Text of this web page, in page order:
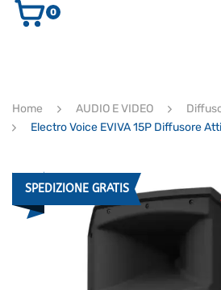
AUDIO E VIDEO
ULTIMI ARRIVI
0
Home AUDIO E VIDEO
Electro Voice EVIVA 15P Diffusore
SPEDIZIONE GRATIS